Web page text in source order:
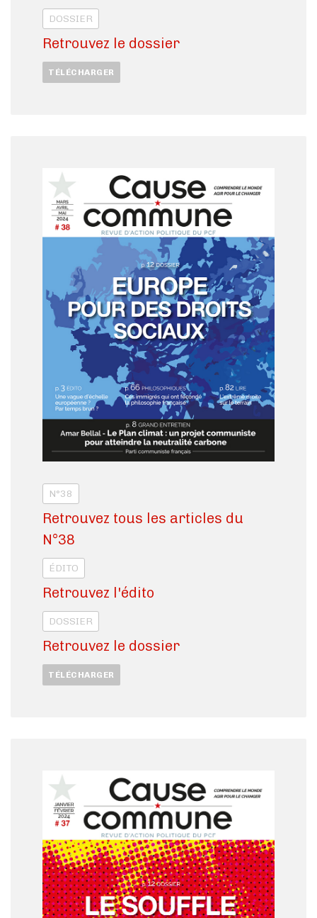
DOSSIER
Retrouvez le dossier
TÉLÉCHARGER
N°38
Retrouvez tous les articles du
N°38
ÉDITO
Retrouvez l'édito
DOSSIER
Retrouvez le dossier
TÉLÉCHARGER